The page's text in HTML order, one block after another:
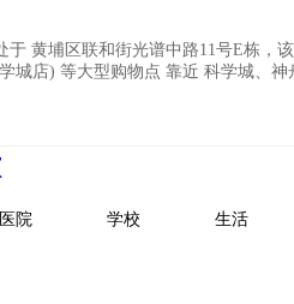
于 黄埔区联和街光谱中路11号E栋，
城店) 等大型购物点 靠近 科学城、